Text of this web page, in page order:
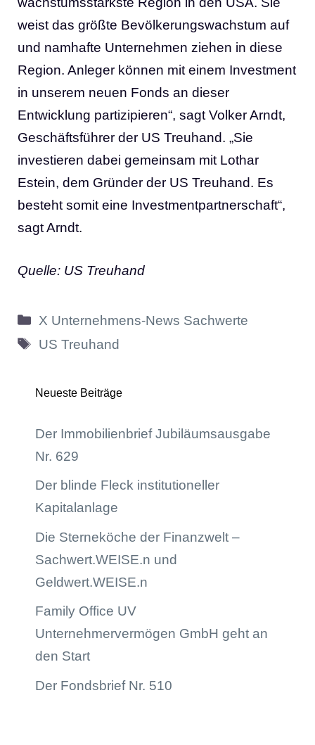
weist das größte Bevölkerungswachstum auf
und namhafte Unternehmen ziehen in diese
Region. Anleger können mit einem Investment
in unserem neuen Fonds an dieser
Entwicklung partizipieren“, sagt Volker Arndt,
Geschäftsführer der US Treuhand. „Sie
investieren dabei gemeinsam mit Lothar
Estein, dem Gründer der US Treuhand. Es
besteht somit eine Investmentpartnerschaft“,
sagt Arndt.
Quelle: US Treuhand
Kategorien
X Unternehmens-News Sachwerte
Schlagwörter
US Treuhand
Neueste Beiträge
Der Immobilienbrief Jubiläumsausgabe
Nr. 629
Der blinde Fleck institutioneller
Kapitalanlage
Die Sterneköche der Finanzwelt –
Sachwert.WEISE.n und
Geldwert.WEISE.n
Family Office UV
Unternehmervermögen GmbH geht an
den Start
Der Fondsbrief Nr. 510